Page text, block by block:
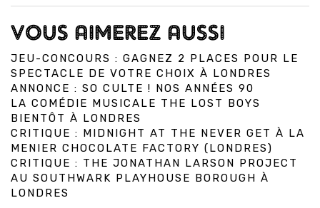
VOUS AIMEREZ AUSSI
JEU-CONCOURS : GAGNEZ 2 PLACES POUR LE
SPECTACLE DE VOTRE CHOIX À LONDRES
ANNONCE : SO CULTE ! NOS ANNÉES 90
LA COMÉDIE MUSICALE THE LOST BOYS
BIENTÔT À LONDRES
CRITIQUE : MIDNIGHT AT THE NEVER GET À LA
MENIER CHOCOLATE FACTORY (LONDRES)
CRITIQUE : THE JONATHAN LARSON PROJECT
AU SOUTHWARK PLAYHOUSE BOROUGH À
LONDRES